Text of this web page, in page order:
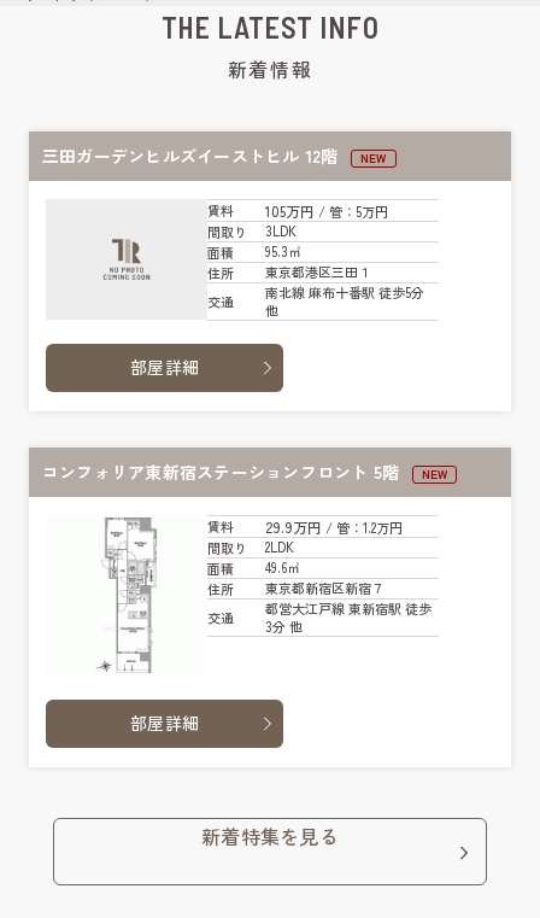
THE LATEST INFO
新着情報
三田ガーデンヒルズイーストヒル 12階 NEW
賃料 105万円 / 管：5万円
間取り
3LDK
面積
95.3㎡
住所
東京都港区三田１
交通
南北線 麻布十番駅 徒歩5分
他
部屋詳細
コンフォリア東新宿ステーションフロント 5階 NEW
賃料 29.9万円 / 管：1.2万円
間取り
2LDK
面積
49.6㎡
住所
東京都新宿区新宿７
交通
都営大江戸線 東新宿駅 徒歩
3分 他
部屋詳細
新着特集を見る